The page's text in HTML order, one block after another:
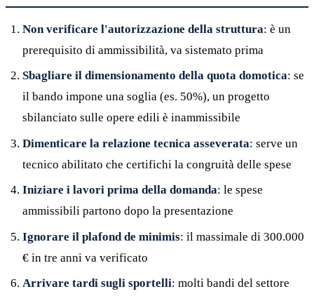
Non verificare l'autorizzazione della struttura: è un
prerequisito di ammissibilità, va sistemato prima
Sbagliare il dimensionamento della quota domotica: se
il bando impone una soglia (es. 50%), un progetto
sbilanciato sulle opere edili è inammissibile
Dimenticare la relazione tecnica asseverata: serve un
tecnico abilitato che certifichi la congruità delle spese
Iniziare i lavori prima della domanda: le spese
ammissibili partono dopo la presentazione
Ignorare il plafond de minimis: il massimale di 300.000
€ in tre anni va verificato
Arrivare tardi sugli sportelli: molti bandi del settore